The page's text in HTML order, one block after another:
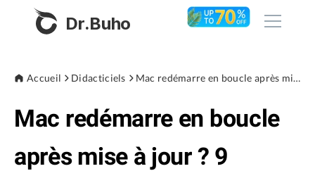
Dr.Buho
Produits
BuhoCleaner
Boutique
Accueil Didacticiels Mac redémarre en boucle après mise à jour ? 9 solutions
Mac redémarre en boucle
après mise à jour ? 9